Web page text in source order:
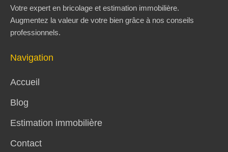
Votre expert en bricolage et estimation immobilière.
Augmentez la valeur de votre bien grâce à nos conseils
professionnels.
Navigation
Accueil
Blog
Estimation immobilière
Contact